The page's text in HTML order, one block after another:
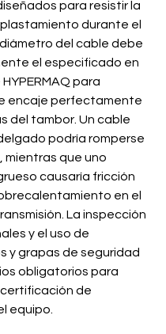
para resistir la
durante el
diámetro del cable debe
el especificado en
para
encaje perfectamente
del tambor. Un cable
podría romperse
mientras que uno
causaría fricción
en el
La inspección
y el uso de
y grapas de seguridad
obligatorios para
de
equipo.